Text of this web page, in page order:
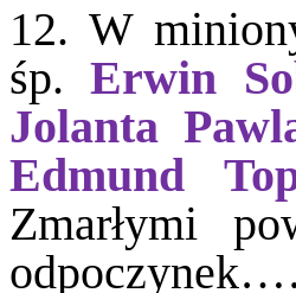
12. W
śp.Erwin
Jolanta
Edmund
Zmarłymi